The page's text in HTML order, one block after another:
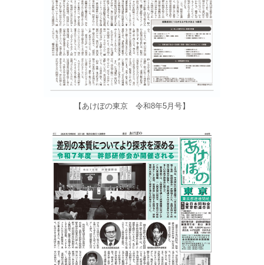
【あけぼの東京 令和8年5月号】